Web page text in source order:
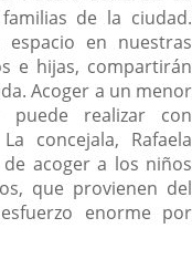
de la ciudad.
en nuestras
e hijas, compartirán
Acoger a un menor
realizar con
concejala, Rafaela
acoger a los niños
que provienen del
enorme por